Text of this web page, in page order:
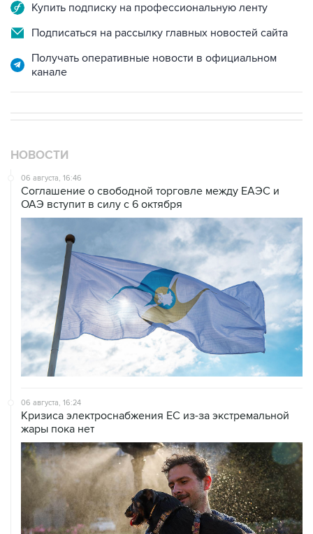
Купить подписку на профессиональную ленту
Подписаться на рассылку главных новостей сайта
Получать оперативные новости в официальном
канале
НОВОСТИ
06 августа, 16:46
Соглашение о свободной торговле между ЕАЭС и
ОАЭ вступит в силу с 6 октября
06 августа, 16:24
Кризиса электроснабжения ЕС из-за экстремальной
жары пока нет